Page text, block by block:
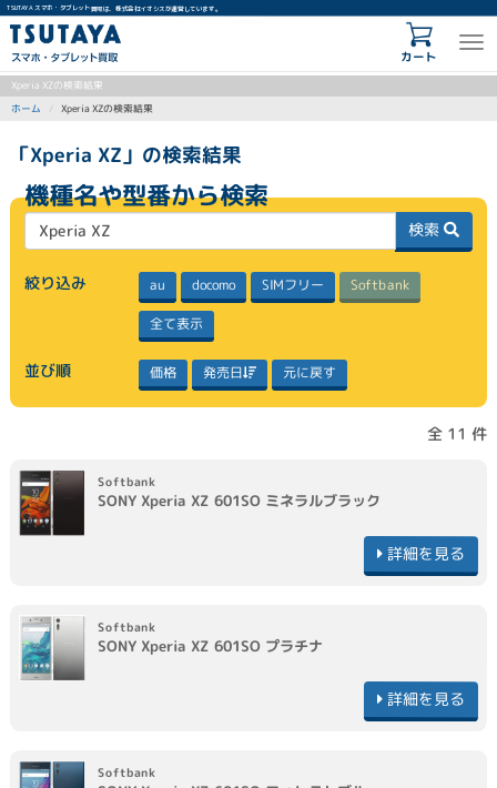
TSUTAYA スマホ・タブレット買取は、株式会社イオシスが運営しています。
カート
Xperia XZの検索結果
ホーム Xperia XZの検索結果
「Xperia XZ」の検索結果
機種名や型番から検索
検索
絞り込み au docomo SIMフリー Softbank
全て表示
並び順 価格 発売日 元に戻す
全 11 件
Softbank
SONY Xperia XZ 601SO ミネラルブラック
詳細を見る
Softbank
SONY Xperia XZ 601SO プラチナ
詳細を見る
Softbank